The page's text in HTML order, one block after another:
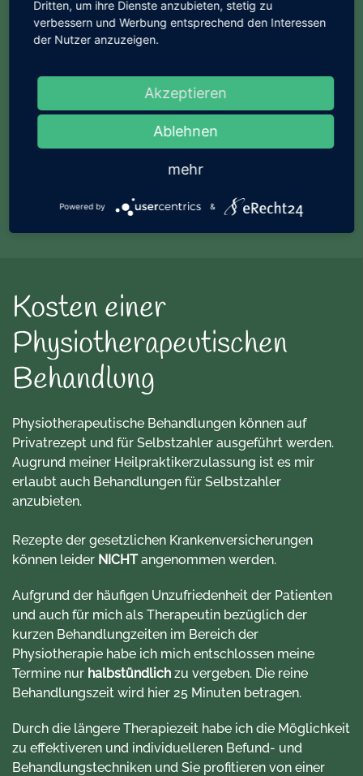
Privatkassen, Beihilfestellen und
Heilpraktikerzusatzversicherungen
Kosten für die Behandlungen, falls die
Erstattung von Heilpraktikerleistungen nicht
vertraglich eingeschränkt ist.
Ich empfehle Ihnen eine Kostenübernahme
vorher mit Ihrer privaten Krankenversicherung
Kosten einer
Physiotherapeutischen
Behandlung
Physiotherapeutische Behandlungen können auf
Privatrezept und für Selbstzahler ausgeführt werden.
Augrund meiner Heilpraktikerzulassung ist es mir
erlaubt auch Behandlungen für Selbstzahler
anzubieten.
Rezepte der gesetzlichen Krankenversicherungen
können leider NICHTangenommen werden.
Aufgrund der häufigen Unzufriedenheit der Patienten
und auch für mich als Therapeutin bezüglich der
kurzen Behandlungzeiten im Bereich der
Physiotherapie habe ich mich entschlossen meine
Termine nur halbstündlich zu vergeben. Die reine
Behandlungszeit wird hier 25 Minuten betragen.
Durch die längere Therapiezeit habe ich die Möglichkeit
zu effektiveren und individuelleren Befund- und
Behandlungstechniken und Sie profitieren von einer
Dritten, um ihre Dienste anzubieten, stetig zu
verbessern und Werbung entsprechend den Interessen
der Nutzer anzuzeigen.
Akzeptieren
Ablehnen
mehr
Powered by &